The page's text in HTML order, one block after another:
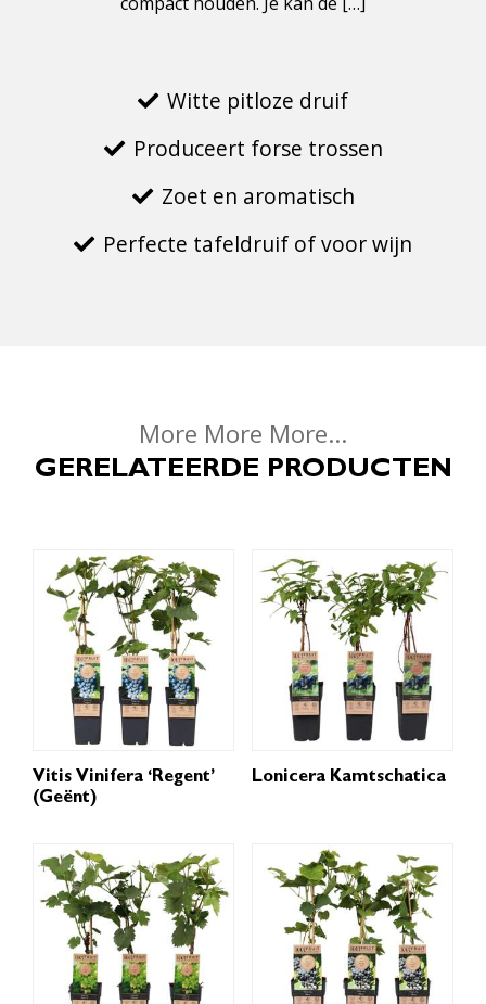
Witte pitloze druif
Produceert forse trossen
Zoet en aromatisch
Perfecte tafeldruif of voor wijn
More More More...
GERELATEERDE PRODUCTEN
Vitis Vinifera ‘Regent’
(geënt)
Lonicera Kamtschatica